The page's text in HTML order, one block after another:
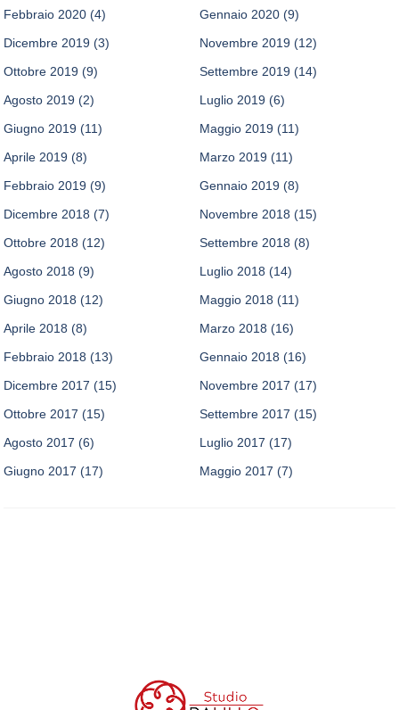
Febbraio 2020 (4) Gennaio 2020 (9)
Dicembre 2019 (3) Novembre 2019 (12)
Ottobre 2019 (9) Settembre 2019 (14)
Agosto 2019 (2) Luglio 2019 (6)
Giugno 2019 (11) Maggio 2019 (11)
Aprile 2019 (8) Marzo 2019 (11)
Febbraio 2019 (9) Gennaio 2019 (8)
Dicembre 2018 (7) Novembre 2018 (15)
Ottobre 2018 (12) Settembre 2018 (8)
Agosto 2018 (9) Luglio 2018 (14)
Giugno 2018 (12) Maggio 2018 (11)
Aprile 2018 (8) Marzo 2018 (16)
Febbraio 2018 (13) Gennaio 2018 (16)
Dicembre 2017 (15) Novembre 2017 (17)
Ottobre 2017 (15) Settembre 2017 (15)
Agosto 2017 (6) Luglio 2017 (17)
Giugno 2017 (17) Maggio 2017 (7)